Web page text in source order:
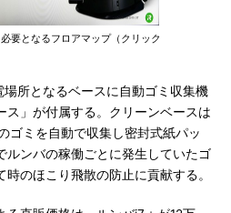
要となるフロアマップ（クリック
所となるベースに自動ゴミ収集機
ス」が付属する。クリーンベースは
ゴミを自動で収集し密封式紙パッ
ルンバの稼働ごとに発生していたゴ
のほこり飛散の防止に貢献する。